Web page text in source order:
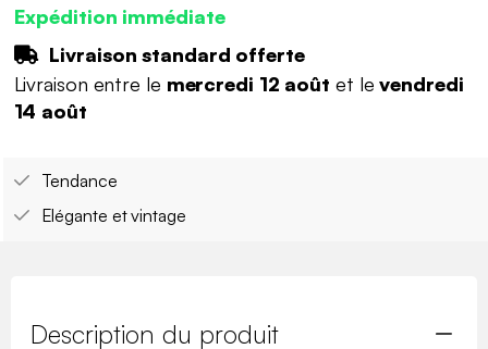
Expédition immédiate
Livraison standard offerte
Livraison entre le mercredi 12 août et levendredi
14 août
Tendance
Elégante et vintage
Description du produit